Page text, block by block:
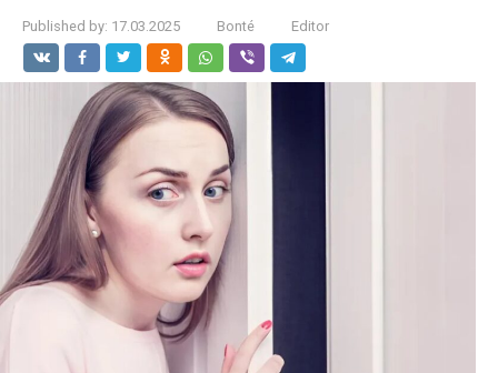
Published by: 17.03.2025 Bonté Editor